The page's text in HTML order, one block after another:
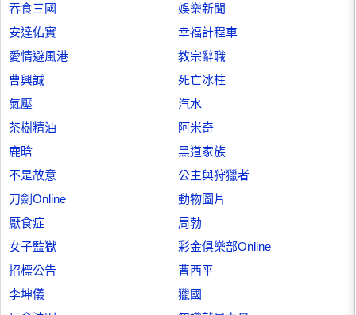
吞食三國
娛樂新聞
安達佑實
幸福計程車
愛情避風港
教宗辭職
曹興誠
死亡冰柱
氣壓
汽水
茶樹精油
阿米奇
鹿晗
黑道家族
不是故意
公主與狩獵者
刀劍Online
動物圖片
厭食症
周勃
女子監獄
彩金俱樂部Online
招標公告
曹西平
李坤儀
獵國